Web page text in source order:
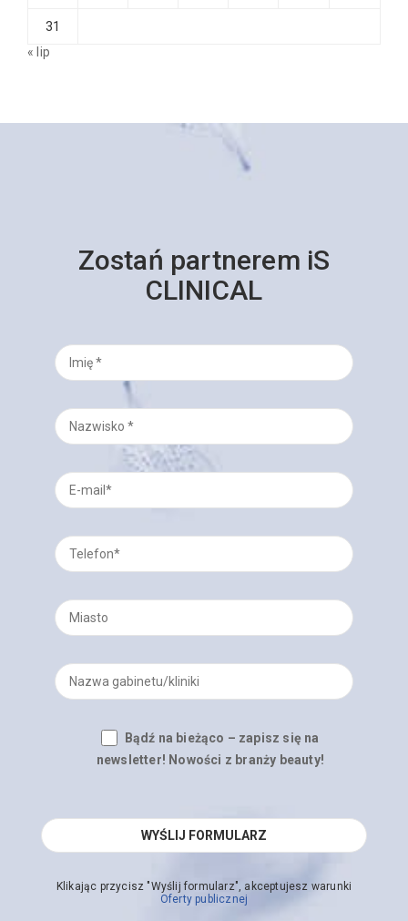
31
« lip
Zostań partnerem iS
CLINICAL
Bądź na bieżąco – zapisz się na
newsletter! Nowości z branży beauty!
Klikając przycisz "Wyślij formularz", akceptujesz warunki
Oferty publicznej